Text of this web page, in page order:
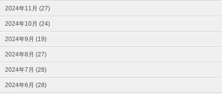
2024年11月 (27)
2024年10月 (24)
2024年9月 (19)
2024年8月 (27)
2024年7月 (28)
2024年6月 (28)